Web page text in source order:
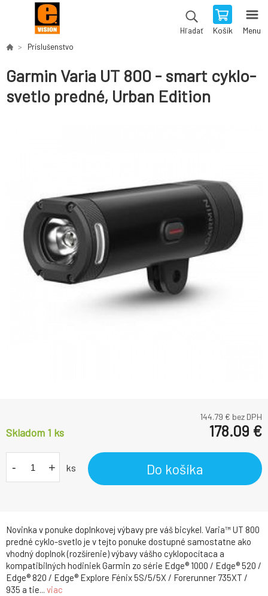
Hľadať Košík Menu
Príslušenstvo
Garmin Varia UT 800 - smart cyklo-
svetlo predné, Urban Edition
Novinka v ponuke doplnkovej výbavy pre váš bicykel. Varia™ UT 800
predné cyklo-svetlo je v tejto ponuke dostupné samostatne ako
vhodný doplnok (rozšírenie) výbavy vášho cyklopocítaca a
kompatibilných hodiniek Garmin zo série Edge® 1000 / Edge® 520 /
Edge® 820 / Edge® Explore Fénix 5S/5/5X / Forerunner 735XT /
935 a tie... viac
144.79 € bez DPH
Skladom 1 ks 178.09 €
- + ks Do košíka